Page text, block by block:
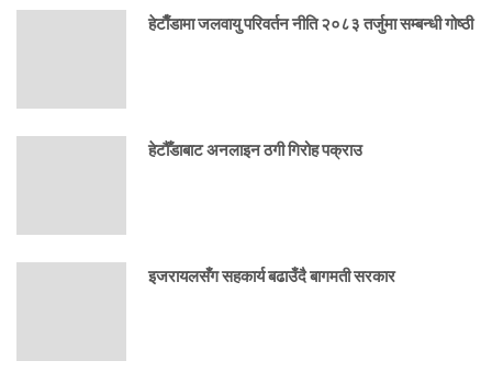
हेटाैँडामा जलवायु परिवर्तन नीति २०८३ तर्जुमा सम्बन्धी गोष्ठी
हेटौँडाबाट अनलाइन ठगी गिरोह पक्राउ
इजरायलसँग सहकार्य बढाउँदै बागमती सरकार